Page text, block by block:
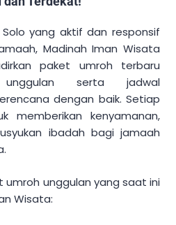
yang aktif dan responsif
Madinah Iman Wisata
paket umroh terbaru
serta jadwal
dengan baik. Setiap
memberikan kenyamanan,
ibadah bagi jamaah
umroh unggulan yang saat ini
Wisata: